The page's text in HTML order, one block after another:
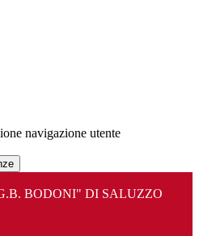
navigazione utente
BODONI" DI SALUZZO